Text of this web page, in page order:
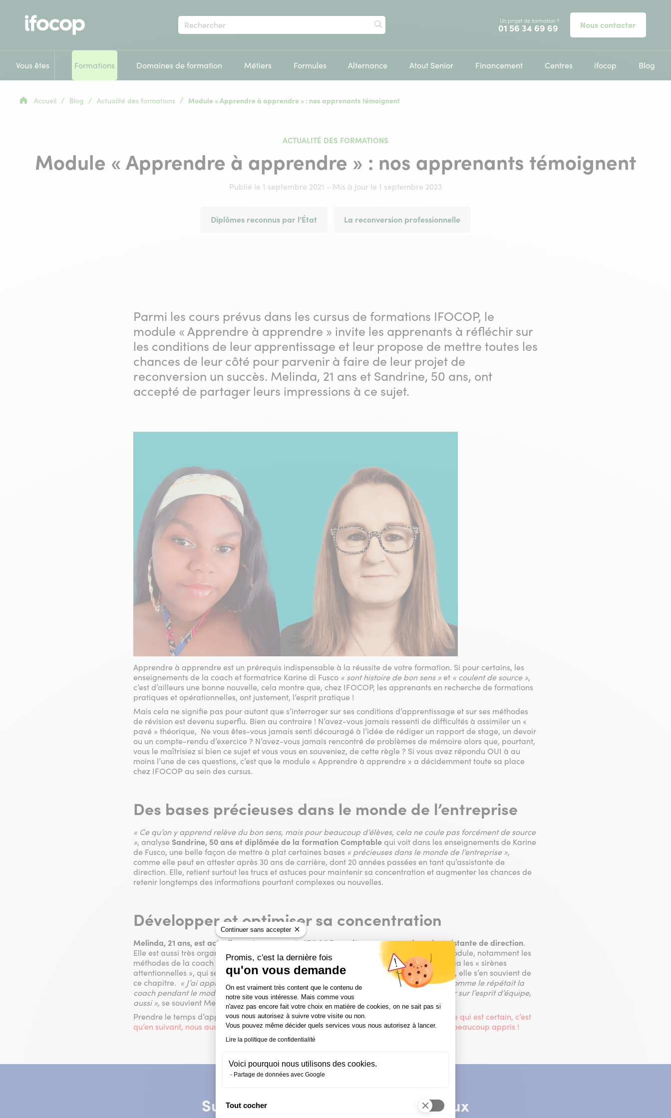
Continuer sans accepter
Promis, c'est la dernière fois
qu'on vous demande
Plateforme de Gestion du Consentement : Personnalisez vos Options
On est vraiment très content que le contenu de
notre site vous intéresse. Mais comme vous
n'avez pas encore fait votre choix en matière de cookies, on ne sait pas si
vous nous autorisez à suivre votre visite ou non.
Vous pouvez même décider quels services vous nous autorisez à lancer.
Lire la politique de confidentialité
Voici pourquoi nous utilisons des cookies.
Partage de données avec Google
Tout cocher
Votre
recherche
Rechercher
Un projet de formation ?
Appelez-nous au
01 56 34 69 69 Nous contacter
Vous êtes Formations Domaines de formation Métiers Formules Alternance Atout Senior Financement Centres ifocop Blog
Accueil / Blog / Actualité des formations / Module « Apprendre à apprendre » : nos apprenants témoignent
ACTUALITÉ DES FORMATIONS
Module « Apprendre à apprendre » : nos apprenants témoignent
Publié le 1 septembre 2021 - Mis à jour le 1 septembre 2023
Diplômes reconnus par l’État La reconversion professionnelle
Parmi les cours prévus dans les cursus de formations IFOCOP, le
module « Apprendre à apprendre » invite les apprenants à réfléchir sur
les conditions de leur apprentissage et leur propose de mettre toutes les
chances de leur côté pour parvenir à faire de leur projet de
reconversion un succès. Melinda, 21 ans et Sandrine, 50 ans, ont
accepté de partager leurs impressions à ce sujet.
Apprendre à apprendre est un prérequis indispensable à la réussite de votre formation. Si pour certains, les
enseignements de la coach et formatrice Karine di Fusco « sont histoire de bon sens » et « coulent de source »,
c’est d’ailleurs une bonne nouvelle, cela montre que, chez IFOCOP, les apprenants en recherche de formations
pratiques et opérationnelles, ont justement, l’esprit pratique !
Mais cela ne signifie pas pour autant que s’interroger sur ses conditions d’apprentissage et sur ses méthodes
de révision est devenu superflu. Bien au contraire ! N’avez-vous jamais ressenti de difficultés à assimiler un «
pavé » théorique, Ne vous êtes-vous jamais senti découragé à l’idée de rédiger un rapport de stage, un devoir
ou un compte-rendu d’exercice ? N’avez-vous jamais rencontré de problèmes de mémoire alors que, pourtant,
vous le maîtrisiez si bien ce sujet et vous vous en souveniez, de cette règle ? Si vous avez répondu OUI à au
moins l’une de ces questions, c’est que le module « Apprendre à apprendre » a décidemment toute sa place
chez IFOCOP au sein des cursus.
Des bases précieuses dans le monde de l’entreprise
« Ce qu’on y apprend relève du bon sens, mais pour beaucoup d’élèves, cela ne coule pas forcément de source
», analyse Sandrine, 50 ans et diplômée de la formation Comptable qui voit dans les enseignements de Karine
de Fusco, une belle façon de mettre à plat certaines bases « précieuses dans le monde de l’entreprise »,
comme elle peut en attester après 30 ans de carrière, dont 20 années passées en tant qu’assistante de
direction. Elle, retient surtout les trucs et astuces pour maintenir sa concentration et augmenter les chances de
retenir longtemps des informations pourtant complexes ou nouvelles.
Développer et optimiser sa concentration
Melinda, 21 ans, est actuellement apprenante IFOCOP en alternance pour devenir assistante de direction.
Elle est aussi très organisée, mais ne boude pas pour autant les apprentissages de ce module, notamment les
méthodes de la coach pour optimiser sa concentration… et dire NON à la tentation. Haaaa les « sirènes
attentionnelles », qui se matérialisent sous la forme d’un smartphone, d’une notification…, elle s’en souvient de
ce chapitre. « J’ai appris à consacrer du temps pour moi et du temps pour apprendre. Comme le répétait la
coach pendant le module : il est important de prendre le temps d’apprendre, de compter sur l’esprit d’équipe,
aussi », se souvient Melinda.
Prendre le temps d’apprendre « d’apprendre à apprendre », pourrait-on même dire ?
Ce qui est certain, c’est
qu’en suivant, nous aussi, ces modules, dont vous retrouverez la synthèseici… on a aussi beaucoup appris !
Suivez-nous sur les réseaux sociaux